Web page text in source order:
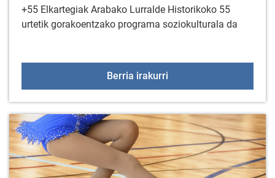
+55 Elkartegiak Arabako Lurralde Historikoko 55
urtetik gorakoentzako programa soziokulturala da
Berria irakurri